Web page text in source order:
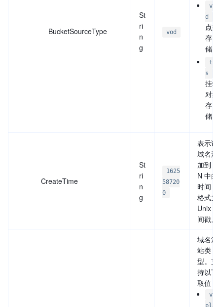
BucketSourceType
St
ri
n
g
vod
vo
d
点播
存
储。
to
s
挂载
对象
存
储。
CreateTime
St
ri
n
g
1625
58720
0
表示该
域名添
加到
N 中的
时间，
格式为
Unix 时
间戳。
域名源
站类
型。支
持以下
取值：